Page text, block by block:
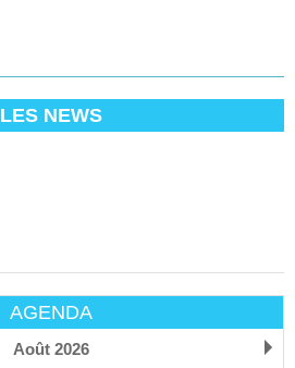
LES NEWS
AGENDA
Août 2026